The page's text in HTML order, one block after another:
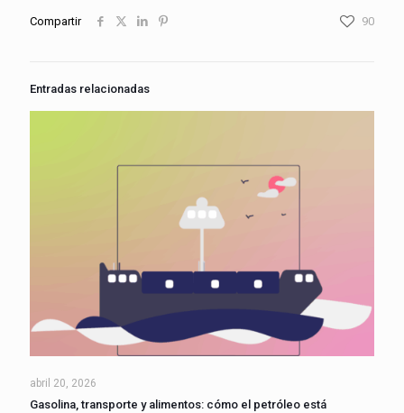
Compartir 90
Entradas relacionadas
abril 20, 2026
Gasolina, transporte y alimentos: cómo el petróleo está